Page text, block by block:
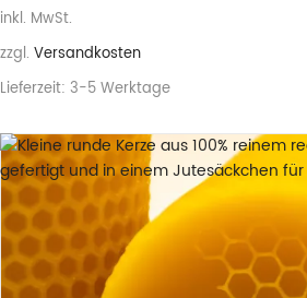
inkl. MwSt.
zzgl. Versandkosten
Lieferzeit: 3-5 Werktage